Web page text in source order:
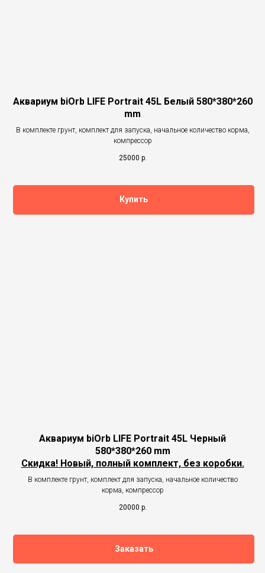
Аквариум biOrb LIFE Portrait 45L Белый 580*380*260
mm
В комплекте грунт, комплект для запуска, начальное количество корма,
компрессор
25000 р.
Купить
Аквариум biOrb LIFE Portrait 45L Черный
580*380*260 mm
Скидка! Новый, полный комплект, без коробки.
В комплекте грунт, комплект для запуска, начальное количество
корма, компрессор
20000 р.
Заказать